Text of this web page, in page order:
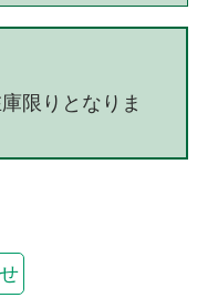
限りとなりま